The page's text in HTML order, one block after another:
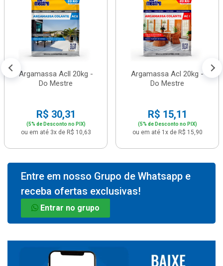
Argamassa Acll 20kg -
Do Mestre
R$ 30,31
(5% de Desconto no PIX)
ou em até 3x de R$ 10,63
Argamassa Acl 20kg -
Do Mestre
R$ 15,11
(5% de Desconto no PIX)
ou em até 1x de R$ 15,90
Entre em nosso Grupo de Whatsapp e
receba ofertas exclusivas!
Entrar no grupo